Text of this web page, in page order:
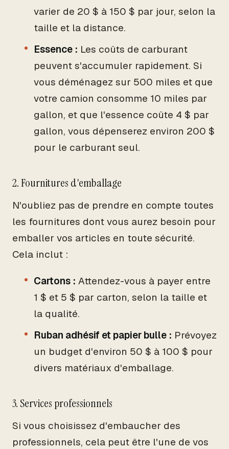
varier de 20 $ à 150 $ par jour, selon la
taille et la distance.
Essence : Les coûts de carburant
peuvent s'accumuler rapidement. Si
vous déménagez sur 500 miles et que
votre camion consomme 10 miles par
gallon, et que l'essence coûte 4 $ par
gallon, vous dépenserez environ 200 $
pour le carburant seul.
2. Fournitures d'emballage
N'oubliez pas de prendre en compte toutes
les fournitures dont vous aurez besoin pour
emballer vos articles en toute sécurité.
Cela inclut :
Cartons : Attendez-vous à payer entre
1 $ et 5 $ par carton, selon la taille et
la qualité.
Ruban adhésif et papier bulle : Prévoyez
un budget d'environ 50 $ à 100 $ pour
divers matériaux d'emballage.
3. Services professionnels
Si vous choisissez d'embaucher des
professionnels, cela peut être l'une de vos